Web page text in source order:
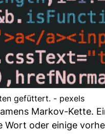
gefüttert. - pexels
Markov-Kette.
Wort oder einige